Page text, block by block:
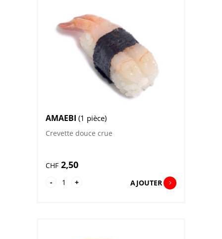
AMAEBI (1 pièce)
Crevette douce crue
CHF 2,50
-
quantité
+ AJOUTER